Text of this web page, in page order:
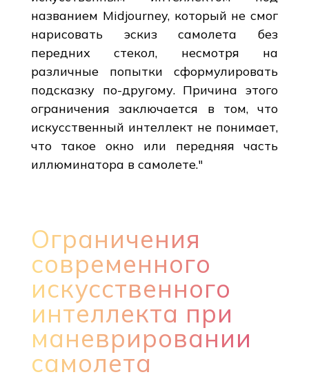
названием Midjourney, который не смог
нарисовать эскиз самолета без
передних стекол, несмотря на
различные попытки сформулировать
подсказку по-другому. Причина этого
ограничения заключается в том, что
искусственный интеллект не понимает,
что такое окно или передняя часть
иллюминатора в самолете."
Ограничения
современного
искусственного
интеллекта при
маневрировании
самолета